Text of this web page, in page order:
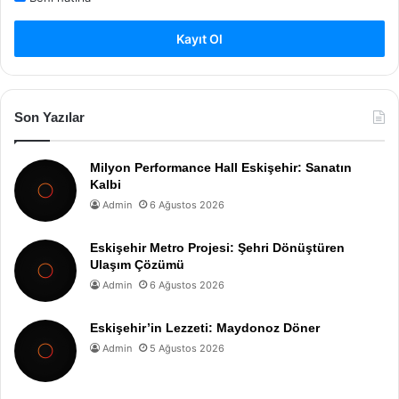
Kayıt Ol
Son Yazılar
Milyon Performance Hall Eskişehir: Sanatın
Kalbi
Admin 6 Ağustos 2026
Eskişehir Metro Projesi: Şehri Dönüştüren
Ulaşım Çözümü
Admin 6 Ağustos 2026
Eskişehir’in Lezzeti: Maydonoz Döner
Admin 5 Ağustos 2026